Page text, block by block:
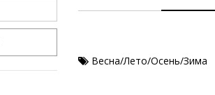
Весна/Лето/Осень/Зима